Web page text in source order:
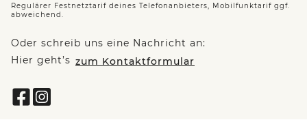
Regulärer Festnetztarif deines Telefonanbieters, Mobilfunktarif ggf.
abweichend.
Oder schreib uns eine Nachricht an:
Hier geht’s zum Kontaktformular